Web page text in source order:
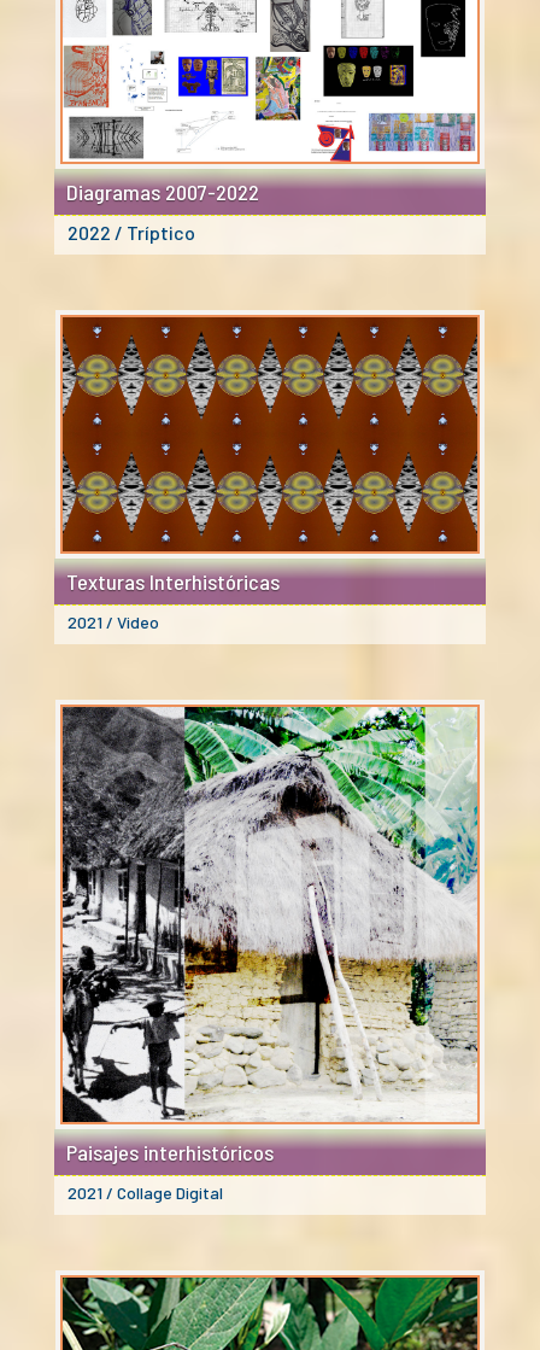
Diagramas 2007-2022
2022 / Tríptico
Texturas Interhistóricas
2021 / Video
Paisajes interhistóricos
2021 / Collage Digital